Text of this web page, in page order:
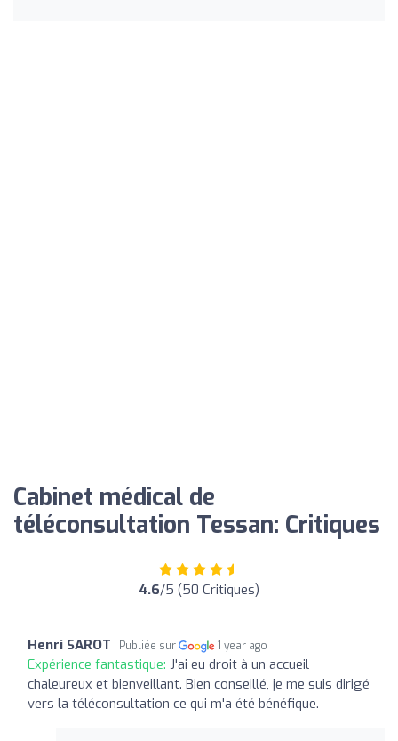
Cabinet médical de
téléconsultation Tessan: Critiques
4.6/5 (50 Critiques)
Henri SAROT Publiée sur 1 year ago
Expérience fantastique: J'ai eu droit à un accueil
chaleureux et bienveillant. Bien conseillé, je me suis dirigé
vers la téléconsultation ce qui m'a été bénéfique.